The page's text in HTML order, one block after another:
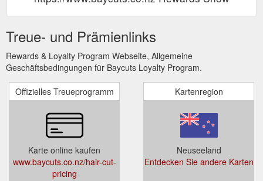
Treue- und Prämienlinks
Rewards & Loyalty Program Webseite, Allgemeine
Geschäftsbedingungen für Baycuts Loyalty Program.
Offizielles Treueprogramm
Karte online kaufen
www.baycuts.co.nz/hair-cut-
pricing
Kartenregion
Neuseeland
Entdecken Sie andere Karten